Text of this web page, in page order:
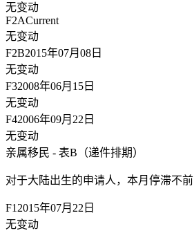
无变动
F2ACurrent
无变动
F2B2015年07月08日
无变动
F32008年06月15日
无变动
F42006年09月22日
无变动
亲属移民 - 表B（递件排期）
对于大陆出生的申请人， 本月停滞不前
F1 2015年07月22日
无变动